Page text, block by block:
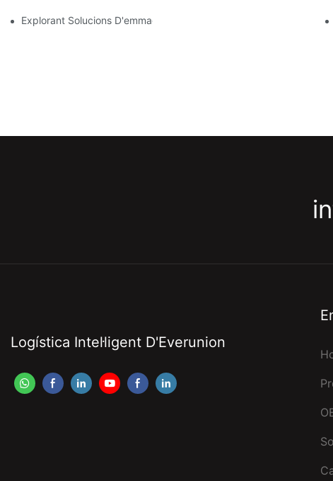
Explorant Solucions D'emmagatzematge Efectives Per A Totes Les
Logística Intel·ligent D'Everunion